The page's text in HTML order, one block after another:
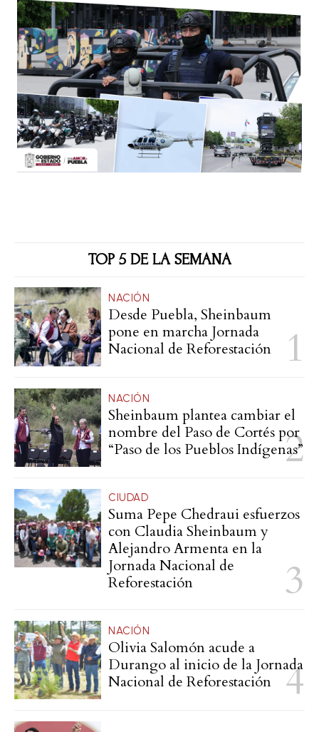
TOP 5 DE LA SEMANA
NACIÓN
Desde Puebla, Sheinbaum
pone en marcha Jornada
Nacional de Reforestación
NACIÓN
Sheinbaum plantea cambiar el
nombre del Paso de Cortés por
“Paso de los Pueblos Indígenas”
CIUDAD
Suma Pepe Chedraui esfuerzos
con Claudia Sheinbaum y
Alejandro Armenta en la
Jornada Nacional de
Reforestación
NACIÓN
Olivia Salomón acude a
Durango al inicio de la Jornada
Nacional de Reforestación